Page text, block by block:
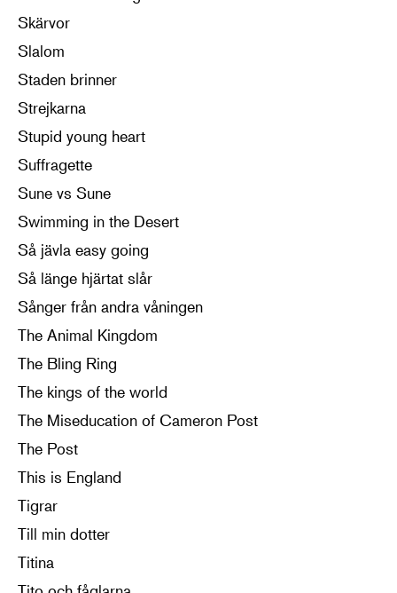
Skärvor
Slalom
Staden brinner
Strejkarna
Stupid young heart
Suffragette
Sune vs Sune
Swimming in the Desert
Så jävla easy going
Så länge hjärtat slår
Sånger från andra våningen
The Animal Kingdom
The Bling Ring
The kings of the world
The Miseducation of Cameron Post
The Post
This is England
Tigrar
Till min dotter
Titina